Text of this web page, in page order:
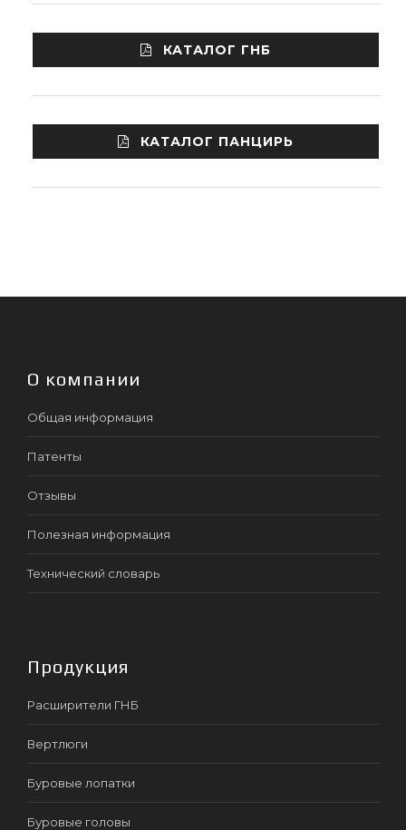
КАТАЛОГ ГНБ
КАТАЛОГ ПАНЦИРЬ
О компании
Общая информация
Патенты
Отзывы
Полезная информация
Технический словарь
Продукция
Расширители ГНБ
Вертлюги
Буровые лопатки
Буровые головы